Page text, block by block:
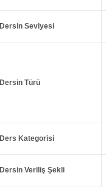
Dersin Seviyesi
Dersin Türü
Ders Kategorisi
Dersin Veriliş Şekli